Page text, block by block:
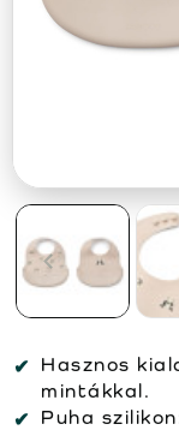
Hasznos
mintákkal.
Puha